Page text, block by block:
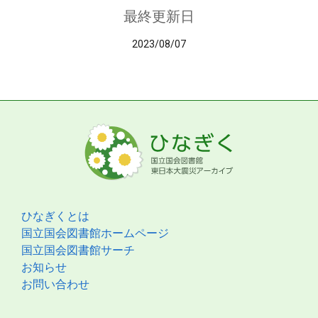
最終更新日
2023/08/07
ひなぎくとは
国立国会図書館ホームページ
国立国会図書館サーチ
お知らせ
お問い合わせ